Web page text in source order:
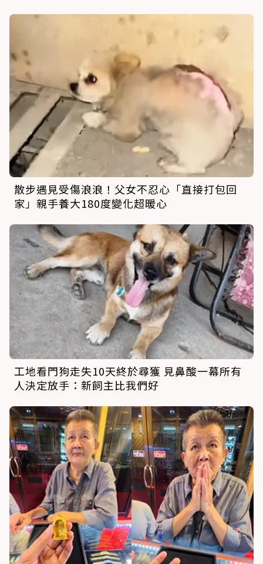
散步遇見受傷浪浪！父女不忍心「直接打包回
家」親手養大180度變化超暖心
工地看門狗走失10天終於尋獲 見鼻酸一幕所有
人決定放手：新飼主比我們好